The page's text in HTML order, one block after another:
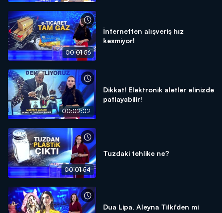
00:01:56
İnternetten alışveriş hız
kesmiyor!
00:02:02
Dikkat! Elektronik aletler elinizde
patlayabilir!
00:01:54
Tuzdaki tehlike ne?
Dua Lipa, Aleyna Tilki'den mi